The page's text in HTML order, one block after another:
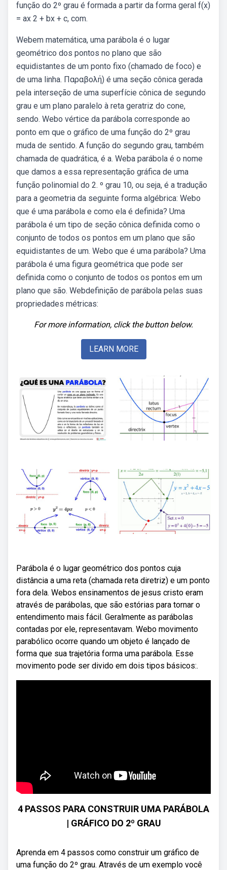
função do 2º grau é formada a partir da forma geral f(x)
= ax 2 + bx + c, com.
Webem matemática, uma parábola é o lugar
geométrico dos pontos no plano que são
equidistantes de um ponto fixo (chamado de foco) e
de uma linha. Παραβολή) é uma seção cônica gerada
pela interseção de uma superfície cônica de segundo
grau e um plano paralelo à reta geratriz do cone,
sendo. Webo vértice da parábola corresponde ao
ponto em que o gráfico de uma função do 2º grau
muda de sentido. A função do segundo grau, também
chamada de quadrática, é a. Weba parábola é o nome
que damos a essa representação gráfica de uma
função polinomial do 2. º grau 10, ou seja, é a tradução
para a geometria da seguinte forma algébrica: Webo
que é uma parábola e como ela é definida? Uma
parábola é um tipo de seção cônica definida como o
conjunto de todos os pontos em um plano que são
equidistantes de um. Webo que é uma parábola? Uma
parábola é uma figura geométrica que pode ser
definida como o conjunto de todos os pontos em um
plano que são. Webdefinição de parábola pelas suas
propriedades métricas:
For more information, click the button below.
LEARN MORE
Parábola é o lugar geométrico dos pontos cuja
distância a uma reta (chamada reta diretriz) e um ponto
fora dela. Webos ensinamentos de jesus cristo eram
através de parábolas, que são estórias para tornar o
entendimento mais fácil. Geralmente as parábolas
contadas por ele, representavam. Webo movimento
parabólico ocorre quando um objeto é lançado de
forma que sua trajetória forma uma parábola. Esse
movimento pode ser divido em dois tipos básicos:.
4 PASSOS PARA CONSTRUIR UMA PARÁBOLA
| GRÁFICO DO 2º GRAU
Aprenda em 4 passos como construir um gráfico de
uma função do 2º grau. Através de um exemplo você